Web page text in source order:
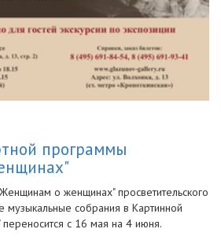
программы
о женщинах" просветительского
музыкальные собрания в Картинной
переносится с 16 мая на 4 июня.